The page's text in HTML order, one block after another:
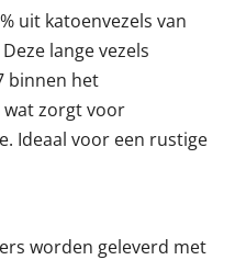
uit katoenvezels van
lange vezels
binnen het
wat zorgt voor
Ideaal voor een rustige
worden geleverd met